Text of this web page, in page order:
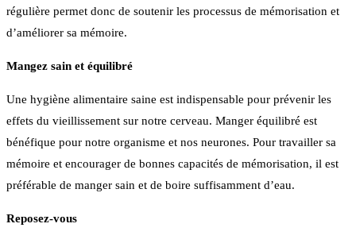
régulière permet donc de soutenir les processus de mémorisation et
d’améliorer sa mémoire.
Mangez sain et équilibré
Une hygiène alimentaire saine est indispensable pour prévenir les
effets du vieillissement sur notre cerveau. Manger équilibré est
bénéfique pour notre organisme et nos neurones. Pour travailler sa
mémoire et encourager de bonnes capacités de mémorisation, il est
préférable de manger sain et de boire suffisamment d’eau.
Reposez-vous